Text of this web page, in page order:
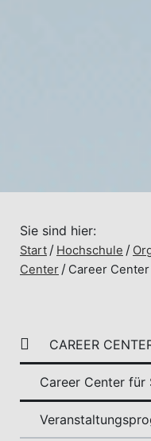
Sie sind hier:
Start Hochschule
Center
Career
CAREER
Career Center für